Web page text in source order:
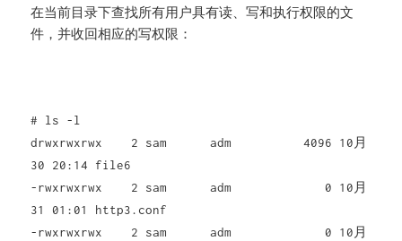
在当前目录下查找所有用户具有读、写和执行权限的文
件，并收回相应的写权限：
# ls -l
drwxrwxrwx 2 sam adm 4096 10月
30 20:14 file6
-rwxrwxrwx 2 sam adm 0 10月
31 01:01 http3.conf
-rwxrwxrwx 2 sam adm 0 10月